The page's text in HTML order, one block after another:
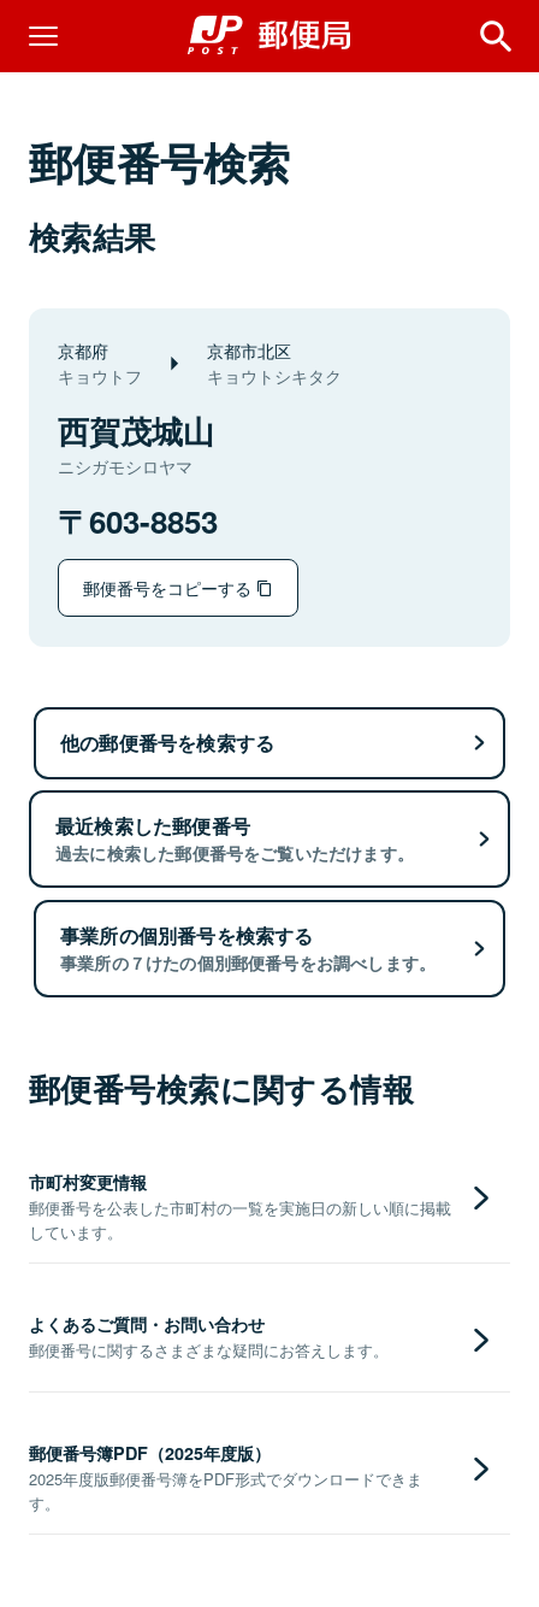
郵便番号検索
検索結果
京都府
キョウトフ
京都市北区
キョウトシキタク
西賀茂城山
ニシガモシロヤマ
603-8853
郵便番号をコピーする
他の郵便番号を検索する
最近検索した郵便番号
過去に検索した郵便番号をご覧いただけます。
事業所の個別番号を検索する
事業所の７けたの個別郵便番号をお調べします。
郵便番号検索に関する情報
市町村変更情報
郵便番号を公表した市町村の一覧を実施日の新しい順に掲載
しています。
よくあるご質問・お問い合わせ
郵便番号に関するさまざまな疑問にお答えします。
郵便番号簿PDF（2025年度版）
2025年度版郵便番号簿をPDF形式でダウンロードできま
す。